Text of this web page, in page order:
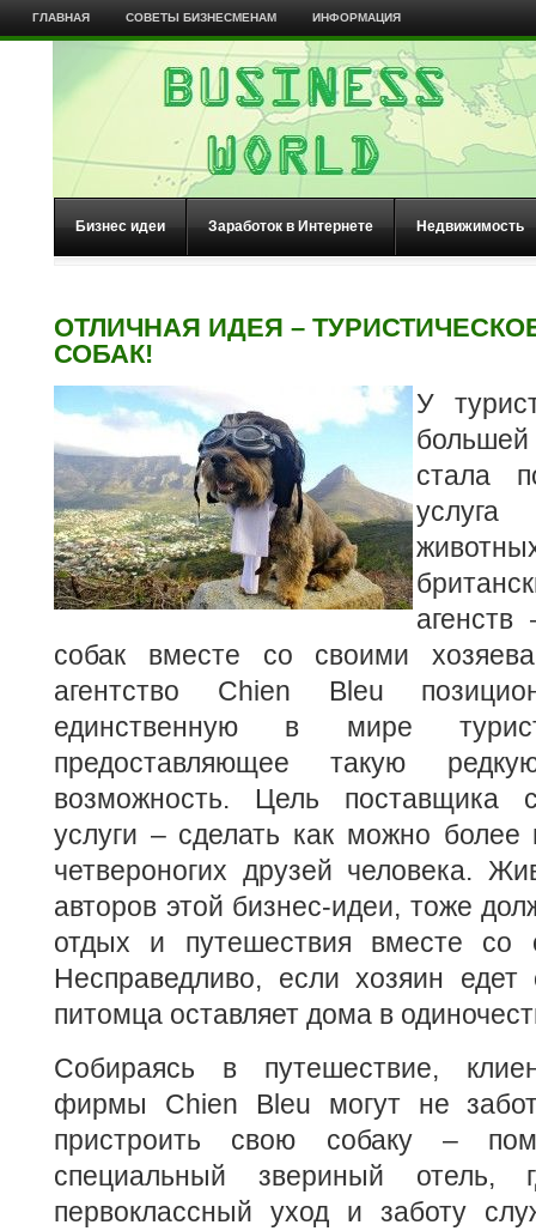
ГЛАВНАЯ СОВЕТЫ БИЗНЕСМЕНАМ ИНФОРМАЦИЯ
Бизнес идеи Заработок в Интернете Недвижимость
ОТЛИЧНАЯ ИДЕЯ –
СОБАК!
У
стала
собак вместе со своими
агентство Chien Bleu
единственную в мире
предоставляющее такую
возможность. Цель поставщика
услуги – сделать как можно более
четвероногих друзей человека.
авторов этой бизнес-идеи, тоже
отдых и путешествия вместе со
Несправедливо, если хозяин едет
питомца оставляет дома в
Собираясь в путешествие,
фирмы Chien Bleu могут не
пристроить свою собаку –
специальный звериный отель,
первоклассный уход и заботу